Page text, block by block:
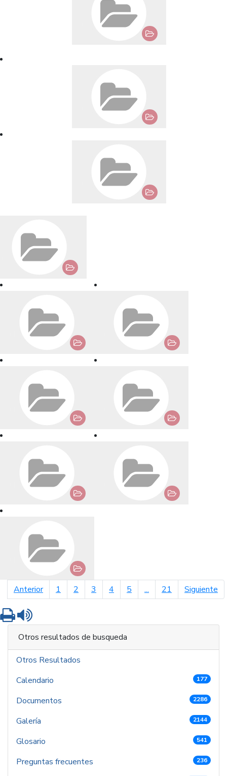
Anteriorpágina anterior
1 2 3 4 5 ... 21 Siguiente
Imprimir
Otros resultados de busqueda
Otros Resultados
Calendario
177
Documentos 2286
Galería 2144
Glosario 541
Preguntas frecuentes 236